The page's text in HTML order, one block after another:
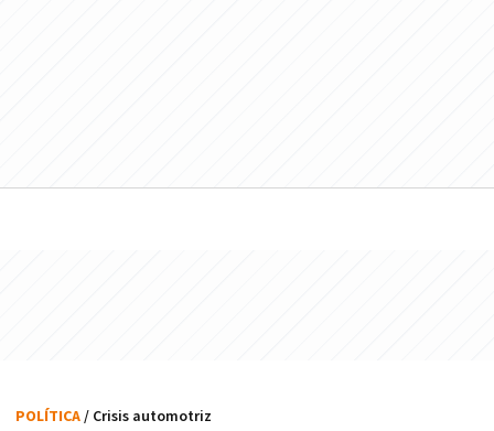
POLÍTICA/ Crisis automotriz